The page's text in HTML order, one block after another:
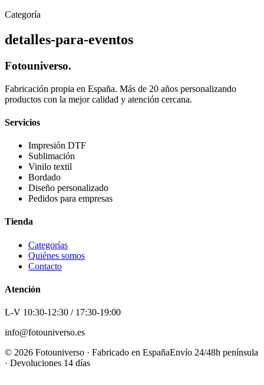
Categoría
detalles-para-eventos
Fotouniverso.
Fabricación propia en España. Más de 20 años personalizando
productos con la mejor calidad y atención cercana.
Servicios
Impresión DTF
Sublimación
Vinilo textil
Bordado
Diseño personalizado
Pedidos para empresas
Tienda
Categorías
Quiénes somos
Contacto
Atención
L-V 10:30-12:30 / 17:30-19:00
info@fotouniverso.es
© 2026 Fotouniverso · Fabricado en EspañaEnvío 24/48h península
· Devoluciones 14 días